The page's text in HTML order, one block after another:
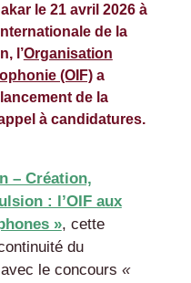
le 21 avril 2026 à
de la
l’Organisation
(OIF)a
de la
à candidatures.
– Création,
: l’OIF aux
», cette
du
le concours «